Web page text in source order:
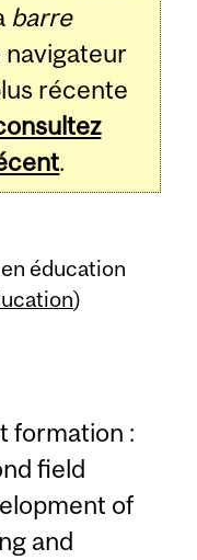
barre
récente
.
éducation
)
formation :
field
of
and